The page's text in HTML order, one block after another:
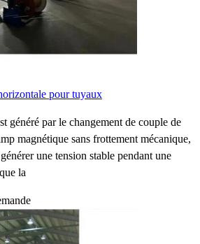
pour tuyaux
généré par le changement de couple de
magnétique sans frottement mécanique,
une tension stable pendant une
la